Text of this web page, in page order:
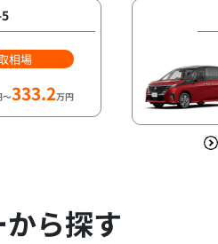
相場
～333.2万円
ら探す